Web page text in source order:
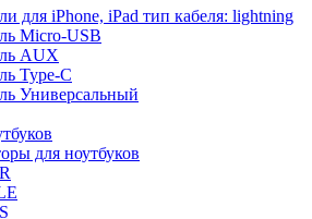
для iPhone, iPad тип кабеля: lightning
Micro-USB
AUX
Type-C
Универсальный
для ноутбуков